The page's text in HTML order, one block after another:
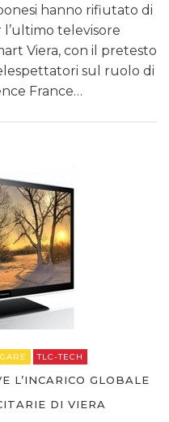
hanno rifiutato di
televisore
Viera, con il pretesto
sul ruolo di
France…
GARE TLC-TECH
L’INCARICO GLOBALE
DI VIERA